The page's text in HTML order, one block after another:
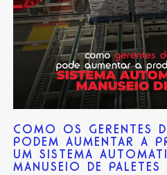
COMO OS GERENTES
PODEM AUMENTAR A
UM SISTEMA
MANUSEIO DE PALETES